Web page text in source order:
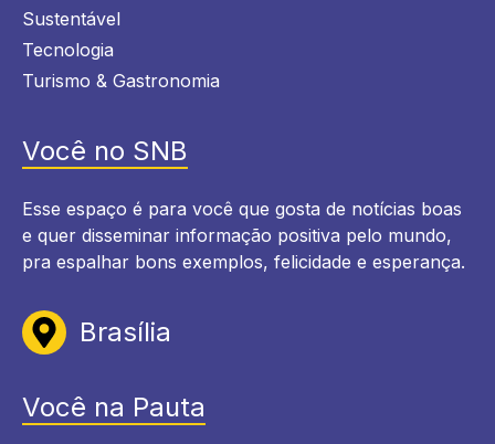
Sustentável
Tecnologia
Turismo & Gastronomia
Você no SNB
Esse espaço é para você que gosta de notícias boas
e quer disseminar informação positiva pelo mundo,
pra espalhar bons exemplos, felicidade e esperança.
Brasília
Você na Pauta